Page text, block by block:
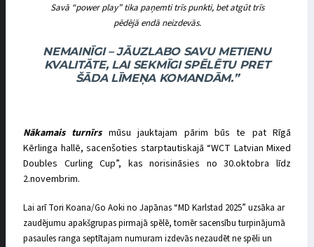
Savā “power play” tika paņemti trīs punkti, bet atgūt trīs
pēdējā endā neizdevās.
NEMAINĪGI – JĀUZLABO SAVU METIENU
KVALITĀTE, LAI SEKMĪGI SPĒLĒTU PRET
ŠĀDA LĪMEŅA KOMANDĀM.”
Nākamais turnīrs mūsu jauktajam pārim būs te pat Rīgā
Kērlinga hallē, sacenšoties starptautiskajā “WCT Latvian Mixed
Doubles Curling Cup”, kas norisināsies no 30.oktobra līdz
2.novembrim.
Lai arī Tori Koana/Go Aoki no Japānas “MD Karlstad 2025” uzsāka ar
zaudējumu apakšgrupas pirmajā spēlē, tomēr sacensību turpinājumā
pasaules ranga septītajam numuram izdevās nezaudēt ne spēli un